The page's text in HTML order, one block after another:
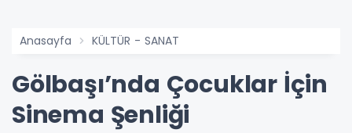
Anasayfa KÜLTÜR - SANAT
Gölbaşı’nda Çocuklar İçin
Sinema Şenliği